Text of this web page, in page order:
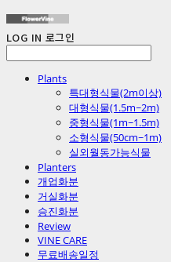
LOG IN 로그인
Plants
특대형식물(2m이상)
대형식물(1.5m~2m)
중형식물(1m~1.5m)
소형식물(50cm~1m)
실외월동가능식물
Planters
개업화분
거실화분
승진화분
Review
VINE CARE
무료배송일정